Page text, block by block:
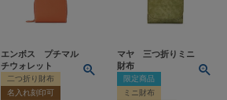
エンボス プチマル
チウォレット
二つ折り財布
名入れ刻印可
マヤ 三つ折りミニ
財布
限定商品
ミニ財布